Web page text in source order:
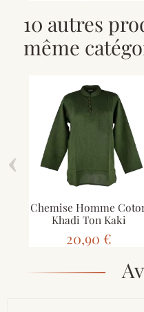
10 autres
même
Chemise Homme
Khadi Ton Kaki
20,90 €
‹